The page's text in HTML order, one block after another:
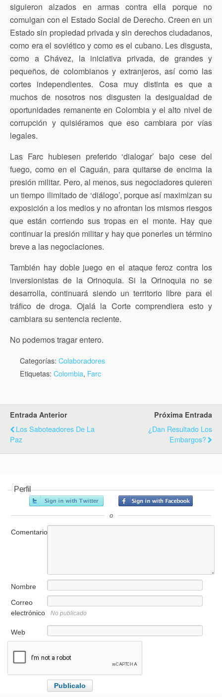
siguieron alzados en armas contra ella porque no
comulgan con el Estado Social de Derecho. Creen en un
Estado sin propiedad privada y sin derechos ciudadanos,
como era el soviético y como es el cubano. Les disgusta,
como a Chávez, la iniciativa privada, de grandes y
pequeños, de colombianos y extranjeros, así como las
cortes independientes. Cosa muy distinta es que a
muchos de nosotros nos disgusten la desigualdad de
oportunidades remanente en Colombia y el alto nivel de
corrupción y quisiéramos que eso cambiara por vías
legales.
Las Farc hubiesen preferido ‘dialogar’ bajo cese del
fuego, como en el Caguán, para quitarse de encima la
presión militar. Pero, al menos, sus negociadores quieren
un tiempo ilimitado de ‘diálogo’, porque así maximizan su
exposición a los medios y no afrontan los mismos riesgos
que están corriendo sus tropas en el monte. Hay que
continuar la presión militar y hay que ponerles un término
breve a las negociaciones.
También hay doble juego en el ataque feroz contra los
inversionistas de la Orinoquia. Si la Orinoquia no se
desarrolla, continuará siendo un territorio libre para el
tráfico de droga. Ojalá la Corte comprendiera esto y
cambiara su sentencia reciente.
No podemos tragar entero.
Categorías: Colaboradores
Etiquetas: Colombia, Farc
Entrada Anterior
Los Saboteadores De La
Paz
Próxima Entrada
¿Dan Resultado Los
Embargos?
Perfil
o
Comentario
Nombre
Correo
electrónico
No publicado
Web